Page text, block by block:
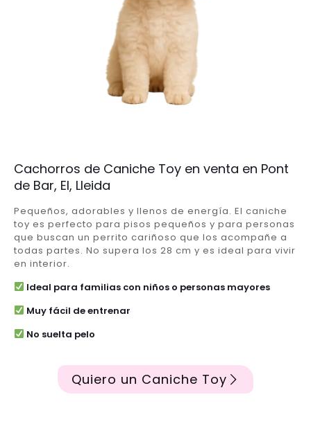
Cachorros de Caniche Toy en venta en Pont
de Bar, El, Lleida
Pequeños, adorables y llenos de energía. El caniche
toy es perfecto para pisos pequeños y para personas
que buscan un perrito cariñoso que los acompañe a
todas partes. No supera los 28 cm y es ideal para vivir
en interior.
Ideal para familias con niños o personas mayores
Muy fácil de entrenar
No suelta pelo
Quiero un Caniche Toy